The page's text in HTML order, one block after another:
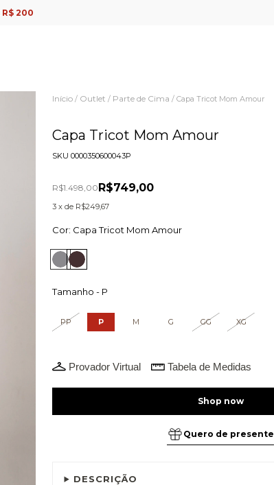
R$ 200
Início / Outlet / Parte de Cima/ Capa Tricot Mom Amour
Capa Tricot Mom Amour
SKU0000350600043P
R$1.498,00R$749,00
3 x de R$249,67
Cor: Capa Tricot Mom Amour
Tamanho - P
PP P M G GG XG
Provador Virtual Tabela de Medidas
Quero de presente
DESCRIÇÃO